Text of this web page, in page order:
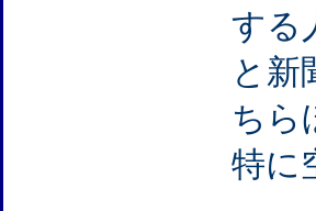
する
と新
ちら
特に